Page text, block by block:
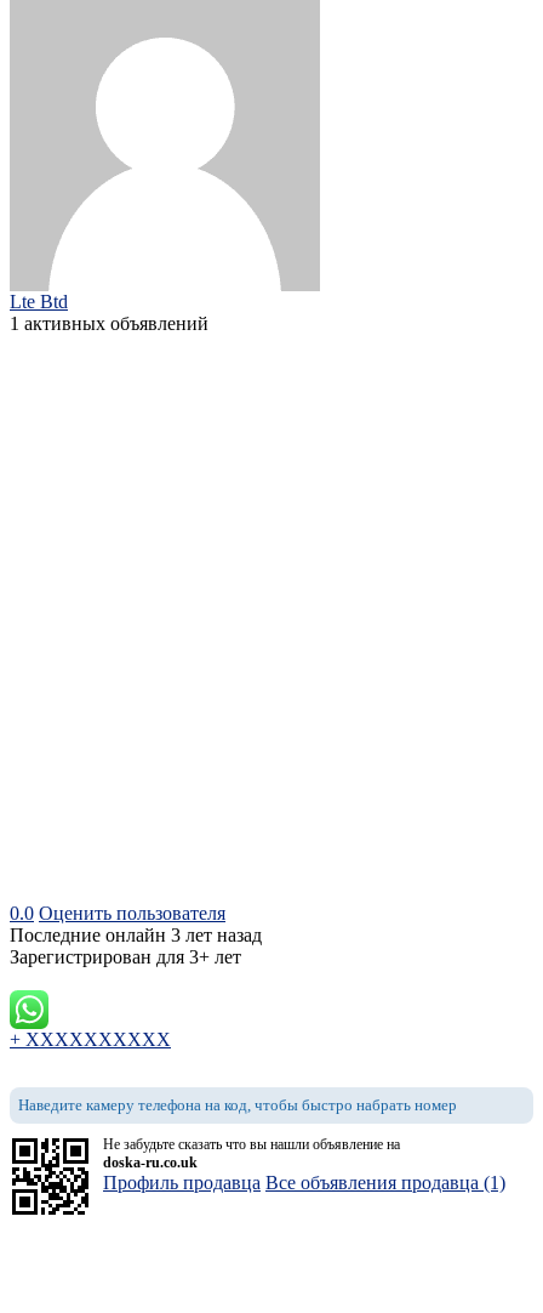
Lte Btd
1 активных объявлений
0.0 Оценить пользователя
Последние онлайн 3 лет назад
Зарегистрирован для 3+ лет
+ XXXXXXXXXX
Наведите камеру телефона на код, чтобы быстро набрать номер
Не забудьте сказать что вы нашли объявление на
doska-ru.co.uk
Профиль продавца Все объявления продавца (1)